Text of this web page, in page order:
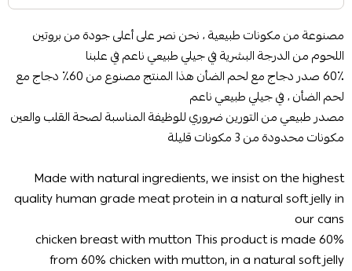
مصنوعة من مكونات طبيعية ، نحن نصر على أعلى جودة من بروتين
اللحوم من الدرجة البشرية في جيلي طبيعي ناعم في علبنا
60٪ صدر دجاج مع لحم الضأن هذا المنتج مصنوع من 60٪ دجاج مع
لحم الضأن ، في جيلي طبيعي ناعم
مصدر طبيعي من التورين ضروري للوظيفة المناسبة لصحة القلب والعين
مكونات محدودة من 3 مكونات قليلة
Made with natural ingredients, we insist on the highest
quality human grade meat protein in a natural soft jelly in
our cans
60% chicken breast with mutton This product is made
from 60% chicken with mutton, in a natural soft jelly